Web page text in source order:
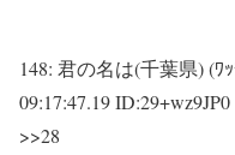
148: 君の名は(千葉県) (ﾜ
09:17:47.19 ID:29+wz9JP0
>>28